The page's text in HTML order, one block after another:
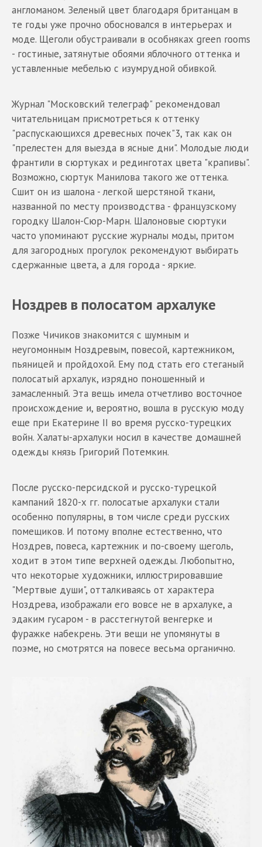
англоманом. Зеленый цвет благодаря британцам в
те годы уже прочно обосновался в интерьерах и
моде. Щеголи обустраивали в особняках green rooms
- гостиные, затянутые обоями яблочного оттенка и
уставленные мебелью с изумрудной обивкой.
Журнал "Московский телеграф" рекомендовал
читательницам присмотреться к оттенку
"распускающихся древесных почек"3, так как он
"прелестен для выезда в ясные дни". Молодые люди
франтили в сюртуках и рединготах цвета "крапивы".
Возможно, сюртук Манилова такого же оттенка.
Сшит он из шалона - легкой шерстяной ткани,
названной по месту производства - французскому
городку Шалон-Сюр-Марн. Шалоновые сюртуки
часто упоминают русские журналы моды, притом
для загородных прогулок рекомендуют выбирать
сдержанные цвета, а для города - яркие.
Ноздрев в полосатом архалуке
Позже Чичиков знакомится с шумным и
неугомонным Ноздревым, повесой, картежником,
пьяницей и пройдохой. Ему под стать его стеганый
полосатый архалук, изрядно поношенный и
замасленный. Эта вещь имела отчетливо восточное
происхождение и, вероятно, вошла в русскую моду
еще при Екатерине II во время русско-турецких
войн. Халаты-архалуки носил в качестве домашней
одежды князь Григорий Потемкин.
После русско-персидской и русско-турецкой
кампаний 1820-х гг. полосатые архалуки стали
особенно популярны, в том числе среди русских
помещиков. И потому вполне естественно, что
Ноздрев, повеса, картежник и по-своему щеголь,
ходит в этом типе верхней одежды. Любопытно,
что некоторые художники, иллюстрировавшие
"Мертвые души", отталкиваясь от характера
Ноздрева, изображали его вовсе не в архалуке, а
эдаким гусаром - в расстегнутой венгерке и
фуражке набекрень. Эти вещи не упомянуты в
поэме, но смотрятся на повесе весьма органично.